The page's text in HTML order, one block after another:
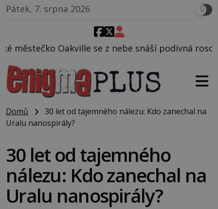
Pátek, 7. srpna 2026
z nebe snáší podivná rosolovitá látka
Domů
30 let od tajemného nálezu: Kdo zanechal na
Uralu nanospirály?
30 let od tajemného
nálezu: Kdo zanechal na
Uralu nanospirály?